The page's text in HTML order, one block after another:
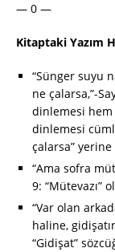
— 0 —
Kitaptaki Yazım
“Sünger suyu
ne çalarsa,”-
dinlemesi hem
dinlemesi
çalarsa”
“Ama sofra
9: “Mütevazı”
“Var olan
haline,
“Gidişat”